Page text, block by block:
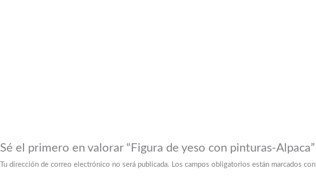
Sé el primero en valorar “Figura de yeso con pinturas-Alpaca”
Tu dirección de correo electrónico no será publicada. Los campos obligatorios están marcados con